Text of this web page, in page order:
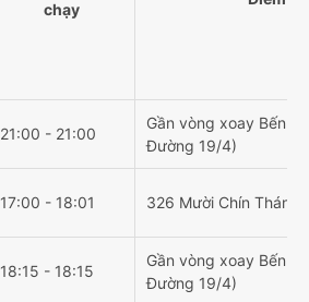
chạy
21:00 - 21:00
Gần vòng xoay Bến
Đường 19/4)
17:00 - 18:01 326 Mười Chín Tháng
18:15 - 18:15
Gần vòng xoay Bến
Đường 19/4)